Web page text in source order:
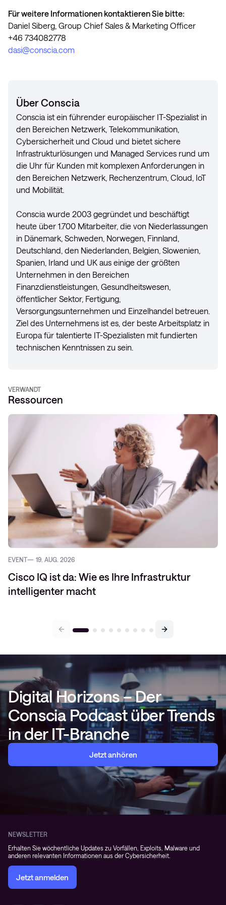
Für weitere Informationen kontaktieren Sie bitte:
Daniel Siberg, Group Chief Sales & Marketing Officer
+46 734082778
dasi@conscia.com
Über Conscia
Conscia ist ein führender europäischer IT-Spezialist in
den Bereichen Netzwerk, Telekommunikation,
Cybersicherheit und Cloud und bietet sichere
Infrastrukturlösungen und Managed Services rund um
die Uhr für Kunden mit komplexen Anforderungen in
den Bereichen Netzwerk, Rechenzentrum, Cloud, IoT
und Mobilität.
Conscia wurde 2003 gegründet und beschäftigt
heute über 1.700 Mitarbeiter, die von Niederlassungen
in Dänemark, Schweden, Norwegen, Finnland,
Deutschland, den Niederlanden, Belgien, Slowenien,
Spanien, Irland und UK aus einige der größten
Unternehmen in den Bereichen
Finanzdienstleistungen, Gesundheitswesen,
öffentlicher Sektor, Fertigung,
Versorgungsunternehmen und Einzelhandel betreuen.
Ziel des Unternehmens ist es, der beste Arbeitsplatz in
Europa für talentierte IT-Spezialisten mit fundierten
technischen Kenntnissen zu sein.
VERWANDT
Ressourcen
EVENT 19. AUG. 2026
Cisco IQ ist da: Wie es Ihre Infrastruktur
intelligenter macht
Digital Horizons – Der
Conscia Podcast über Trends
in der IT-Branche
Jetzt anhören
NEWSLETTER
Erhalten Sie wöchentliche Updates zu Vorfällen, Exploits, Malware und
anderen relevanten Informationen aus der Cybersicherheit.
Jetzt anmelden